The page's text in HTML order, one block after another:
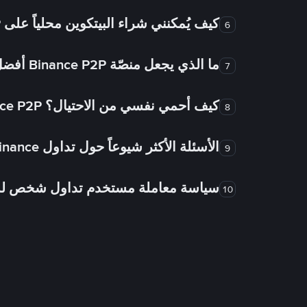
6 كيف يُمكنني شراء البيتكوين محلياً على Binance P2P؟
7 ما الذي يجعل منصّة Binance P2P أفضل من الأسواق الأخرى للتداول من شخص لشخص؟
8 كيف أحمي نفسي من الاحتيال؟ Binance P2P ضمان FTW!
9 الأسئلة الأكثر شيوعاً حول تداول Binance شخص لشخص
10 سياسة معاملة مستخدم تداول